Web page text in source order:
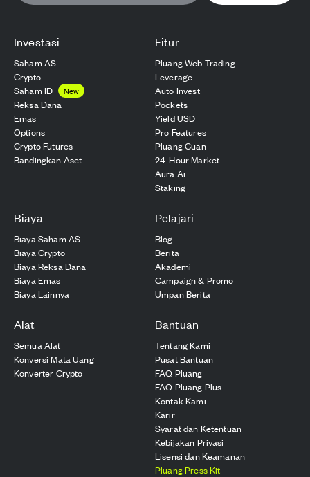
Investasi
Saham AS
Crypto
Saham ID
New
Reksa Dana
Emas
Options
Crypto Futures
Bandingkan Aset
Fitur
Pluang Web Trading
Leverage
Auto Invest
Pockets
Yield USD
Pro Features
Pluang Cuan
24-Hour Market
Aura Ai
Staking
Biaya
Biaya Saham AS
Biaya Crypto
Biaya Reksa Dana
Biaya Emas
Biaya Lainnya
Pelajari
Blog
Berita
Akademi
Campaign & Promo
Umpan Berita
Alat
Semua Alat
Konversi Mata Uang
Konverter Crypto
Bantuan
Tentang Kami
Pusat Bantuan
FAQ Pluang
FAQ Pluang Plus
Kontak Kami
Karir
Syarat dan Ketentuan
Kebijakan Privasi
Lisensi dan Keamanan
Pluang Press Kit